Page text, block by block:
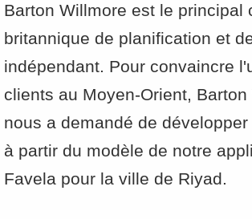
Barton Willmore est le principal
britannique de planification et
indépendant. Pour convaincre
clients au Moyen-Orient, Barton
nous a demandé de
à partir du modèle de notre
Favela pour la ville de Riyad.